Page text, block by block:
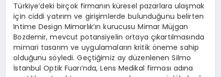
Türkiye’deki birçok firmanın küresel pazarlara ulaşmak
için ciddi yatırım ve girişimlerde bulunduğunu belirten
Intime Design Mimarlık’ın kurucusu Mimar Müjgan
Bozdemir, mevcut potansiyelin ortaya çıkartılmasında
mimari tasarım ve uygulamaların kritik öneme sahip
olduğunu söyledi. Geçtiğimiz ay düzenlenen Silmo
İstanbul Optik Fuarı’nda, Lens Medikal firması adına